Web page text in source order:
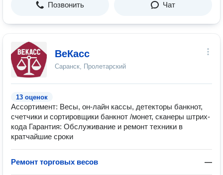
Позвонить Чат
ВеКасс
Саранск, Пролетарский
13 оценок
Ассортимент: Весы, он-лайн кассы, детекторы банкнот,
счетчики и сортировщики банкнот /монет, сканеры штрих-
кода Гарантия: Обслуживание и ремонт техники в
кратчайшие сроки
Ремонт торговых весов —